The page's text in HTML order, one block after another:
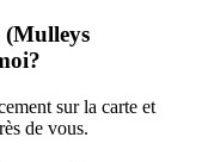
(Mulleys
sur la carte et
de vous.